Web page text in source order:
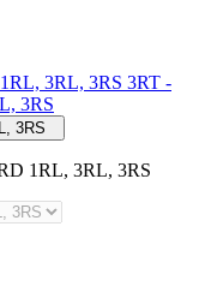
3RT ‑
3RS
3RS
1RL, 3RL, 3RS